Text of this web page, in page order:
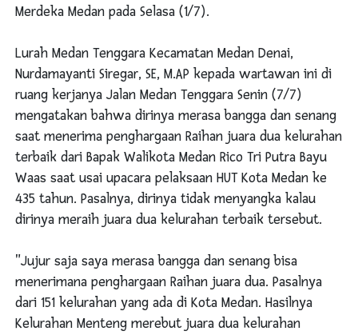
Merdeka Medan pada Selasa (1/7).
Lurah Medan Tenggara Kecamatan Medan Denai,
Nurdamayanti Siregar, SE, M.AP kepada wartawan ini di
ruang kerjanya Jalan Medan Tenggara Senin (7/7)
mengatakan bahwa dirinya merasa bangga dan senang
saat menerima penghargaan Raihan juara dua kelurahan
terbaik dari Bapak Walikota Medan Rico Tri Putra Bayu
Waas saat usai upacara pelaksaan HUT Kota Medan ke
435 tahun. Pasalnya, dirinya tidak menyangka kalau
dirinya meraih juara dua kelurahan terbaik tersebut.
"Jujur saja saya merasa bangga dan senang bisa
menerimana penghargaan Raihan juara dua. Pasalnya
dari 151 kelurahan yang ada di Kota Medan. Hasilnya
Kelurahan Menteng merebut juara dua kelurahan